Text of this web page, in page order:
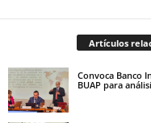
Artículos
Convoca Banco
BUAP para